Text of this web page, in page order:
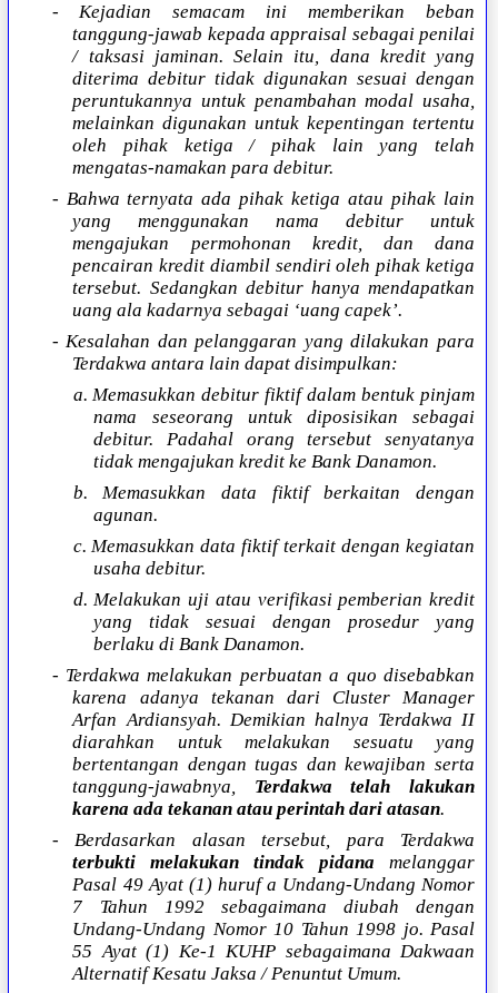
- Kejadian semacam ini memberikan beban
tanggung-jawab kepada appraisal sebagai penilai
/ taksasi jaminan. Selain itu, dana kredit yang
diterima debitur tidak digunakan sesuai dengan
peruntukannya untuk penambahan modal usaha,
melainkan digunakan untuk kepentingan tertentu
oleh pihak ketiga / pihak lain yang telah
mengatas-namakan para debitur.
- Bahwa ternyata ada pihak ketiga atau pihak lain
yang menggunakan nama debitur untuk
mengajukan permohonan kredit, dan dana
pencairan kredit diambil sendiri oleh pihak ketiga
tersebut. Sedangkan debitur hanya mendapatkan
uang ala kadarnya sebagai ‘uang capek’.
- Kesalahan dan pelanggaran yang dilakukan para
Terdakwa antara lain dapat disimpulkan:
a. Memasukkan debitur fiktif dalam bentuk pinjam
nama seseorang untuk diposisikan sebagai
debitur. Padahal orang tersebut senyatanya
tidak mengajukan kredit ke Bank Danamon.
b. Memasukkan data fiktif berkaitan dengan
agunan.
c. Memasukkan data fiktif terkait dengan kegiatan
usaha debitur.
d. Melakukan uji atau verifikasi pemberian kredit
yang tidak sesuai dengan prosedur yang
berlaku di Bank Danamon.
- Terdakwa melakukan perbuatan a quo disebabkan
karena adanya tekanan dari Cluster Manager
Arfan Ardiansyah. Demikian halnya Terdakwa II
diarahkan untuk melakukan sesuatu yang
bertentangan dengan tugas dan kewajiban serta
tanggung-jawabnya, Terdakwa telah lakukan
karena ada tekanan atau perintah dari atasan.
- Berdasarkan alasan tersebut, para Terdakwa
terbukti melakukan tindak pidana melanggar
Pasal 49 Ayat (1) huruf a Undang-Undang Nomor
7 Tahun 1992 sebagaimana diubah dengan
Undang-Undang Nomor 10 Tahun 1998 jo. Pasal
55 Ayat (1) Ke-1 KUHP sebagaimana Dakwaan
Alternatif Kesatu Jaksa / Penuntut Umum.